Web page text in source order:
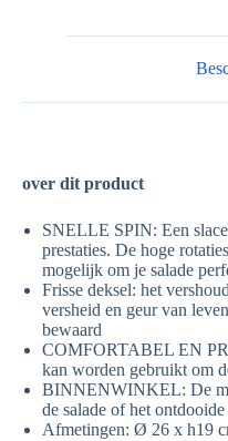
over dit product
SNELLE SPIN: Een
prestaties. De hoge
mogelijk om je salade
Frisse deksel: het
versheid en geur van
bewaard
COMFORTABEL EN
kan worden gebruikt om
BINNENWINKEL: De
de salade of het
Afmetingen: Ø 26 x h19